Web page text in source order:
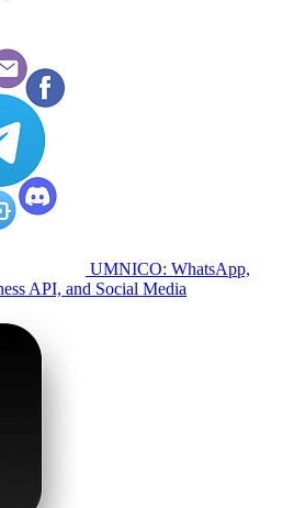
UMNICO: WhatsApp,
API, and Social Media